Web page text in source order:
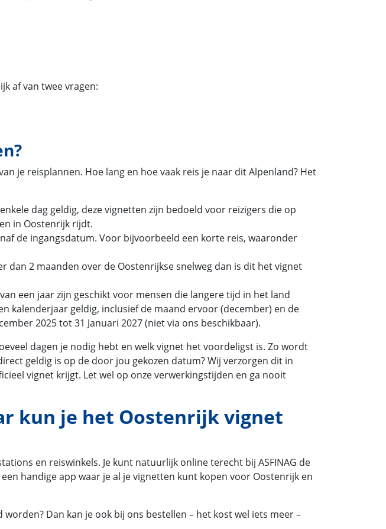
af van twee vragen:
je reisplannen. Hoe lang en hoe vaak reis je naar dit Alpenland? Het
dag geldig, deze vignetten zijn bedoeld voor reizigers die op
in Oostenrijk rijdt.
de ingangsdatum. Voor bijvoorbeeld een korte reis, waaronder
dan 2 maanden over de Oostenrijkse snelweg dan is dit het vignet
een jaar zijn geschikt voor mensen die langere tijd in het land
kalenderjaar geldig, inclusief de maand ervoor (december) en de
2025 tot 31 Januari 2027 (niet via ons beschikbaar).
dagen je nodig hebt en welk vignet het voordeligst is. Zo wordt
geldig is op de door jou gekozen datum? Wij verzorgen dit in
vignet krijgt. Let wel op onze verwerkingstijden en ga nooit
kun je het Oostenrijk vignet
en reiswinkels. Je kunt natuurlijk online terecht bij ASFINAG de
handige app waar je al je vignetten kunt kopen voor Oostenrijk en
Dan kan je ook bij ons bestellen – het kost wel iets meer –